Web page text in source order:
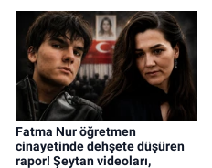
Fatma Nur öğretmen
cinayetinde dehşete düşüren
rapor! Şeytan videoları,